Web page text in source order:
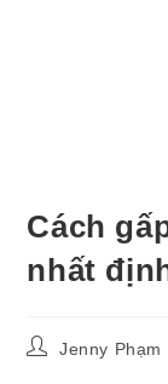
Cách
nhất
PostJenny Phạm